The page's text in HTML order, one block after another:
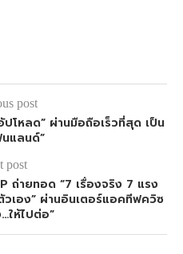
post
โหลด” ผ่านมือถือเร็วที่สุด เป็น
แลนด์”
post
ถ่ายทอด “7 เรื่องจริง 7 แรง
เอง” ผ่านอินเตอร์แอคทีฟควิซ
ให้ไปต่อ”